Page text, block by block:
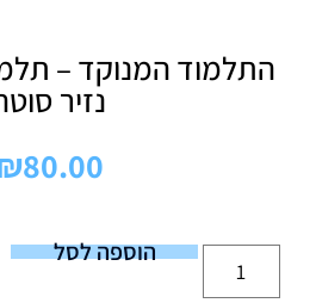
התלמוד המנוקד –
נזיר
80.00
הוספה לסל